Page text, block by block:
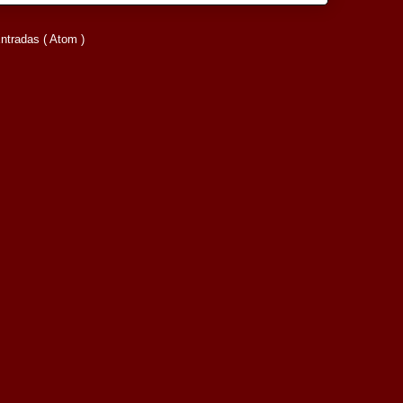
( Atom )